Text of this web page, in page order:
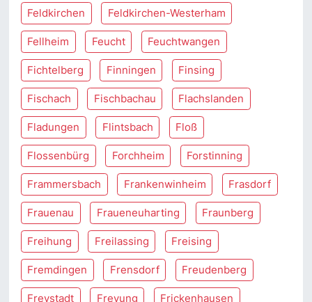
Feldkirchen Feldkirchen-Westerham
Fellheim Feucht Feuchtwangen
Fichtelberg Finningen Finsing
Fischach Fischbachau Flachslanden
Fladungen Flintsbach Floß
Flossenbürg Forchheim Forstinning
Frammersbach Frankenwinheim Frasdorf
Frauenau Fraueneuharting Fraunberg
Freihung Freilassing Freising
Fremdingen Frensdorf Freudenberg
Freystadt Freyung Frickenhausen